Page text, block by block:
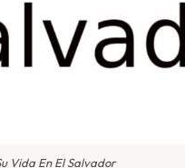
Vida En El Salvador